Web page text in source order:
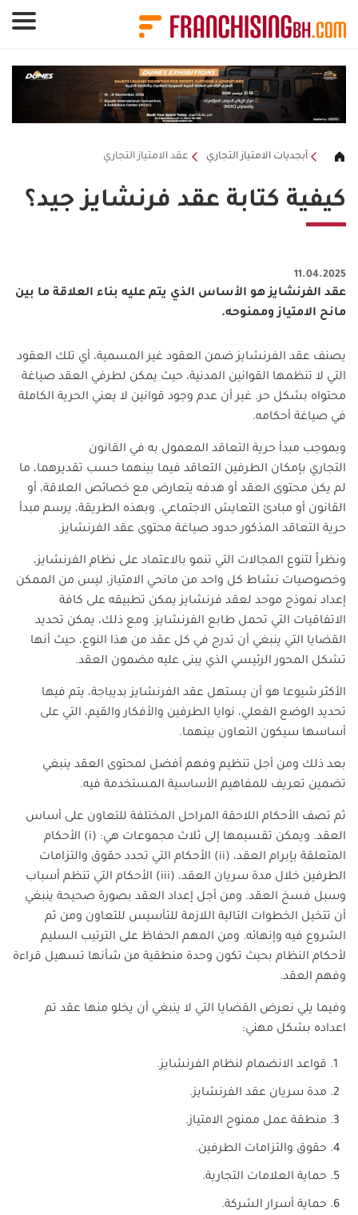
أبجديات الامتياز التجاري عقد الامتياز التجاري
كيفية كتابة عقد فرنشايز جيد؟
11.04.2025
عقد الفرنشايز هو الأساس الذي يتم عليه بناء العلاقة ما بين
مانح الامتياز وممنوحه.
يصنف عقد الفرنشايز ضمن العقود غير المسمية، أي تلك العقود
التي لا تنظمها القوانين المدنية، حيث يمكن لطرفي العقد صياغة
محتواه بشكل حر. غير أن عدم وجود قوانين لا يعني الحرية الكاملة
في صياغة أحكامه.
وبموجب مبدأ حرية التعاقد المعمول به في القانون
التجاري بإمكان الطرفين التعاقد فيما بينهما حسب تقديرهما، ما
لم يكن محتوى العقد أو هدفه يتعارض مع خصائص العلاقة، أو
القانون أو مبادئ التعايش الاجتماعي. وبهذه الطريقة، يرسم مبدأ
حرية التعاقد المذكور حدود صياغة محتوى عقد الفرنشايز.
ونظراً لتنوع المجالات التي تنمو بالاعتماد على نظام الفرنشايز،
وخصوصيات نشاط كل واحد من مانحي الامتياز، ليس من الممكن
إعداد نموذج موحد لعقد فرنشايز يمكن تطبيقه على كافة
الاتفاقيات التي تحمل طابع الفرنشايز. ومع ذلك، يمكن تحديد
القضايا التي ينبغي أن تدرج في كل عقد من هذا النوع، حيث أنها
تشكل المحور الرئيسي الذي يبنى عليه مضمون العقد.
الأكثر شيوعا هو أن يستهل عقد الفرنشايز بديباجة، يتم فيها
تحديد الوضع الفعلي، نوايا الطرفين والأفكار والقيم، التي على
أساسها سيكون التعاون بينهما.
بعد ذلك ومن أجل تنظيم وفهم أفضل لمحتوى العقد ينبغي
تضمين تعريف للمفاهيم الأساسية المستخدمة فيه.
ثم تصف الأحكام اللاحقة المراحل المختلفة للتعاون على أساس
العقد. ويمكن تقسيمها إلى ثلاث مجموعات هي: (i) الأحكام
المتعلقة بإبرام العقد، (ii) الأحكام التي تحدد حقوق والتزامات
الطرفين خلال مدة سريان العقد، (iii) الأحكام التي تنظم أسباب
وسبل فسخ العقد. ومن أجل إعداد العقد بصورة صحيحة ينبغي
أن تتخيل الخطوات التالية اللازمة للتأسيس للتعاون ومن ثم
الشروع فيه وإنهائه. ومن المهم الحفاظ على الترتيب السليم
لأحكام النظام بحيث تكون وحدة منطقية من شأنها تسهيل قراءة
وفهم العقد.
وفيما يلي نعرض القضايا التي لا ينبغي أن يخلو منها عقد تم
اعداده بشكل مهني:
قواعد الانضمام لنظام الفرنشايز.
مدة سريان عقد الفرنشايز.
منطقة عمل ممنوح الامتياز.
حقوق والتزامات الطرفين.
حماية العلامات التجارية.
حماية أسرار الشركة.
لوحة إدارة ملفات تعريف الارتباط